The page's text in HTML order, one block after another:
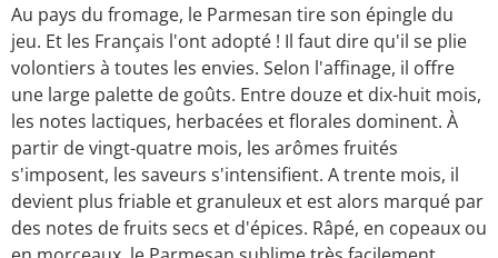
Au pays du fromage, le Parmesan tire son épingle du
jeu. Et les Français l'ont adopté ! Il faut dire qu'il se plie
volontiers à toutes les envies. Selon l'affinage, il offre
une large palette de goûts. Entre douze et dix-huit mois,
les notes lactiques, herbacées et florales dominent. À
partir de vingt-quatre mois, les arômes fruités
s'imposent, les saveurs s'intensifient. A trente mois, il
devient plus friable et granuleux et est alors marqué par
des notes de fruits secs et d'épices. Râpé, en copeaux ou